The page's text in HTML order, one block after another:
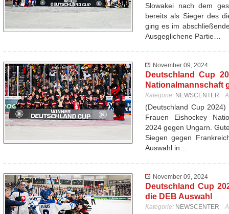
Slowakei nach dem
bereits als Sieger des
ging es im
Ausgeglichene Partie…
November 09, 2024
Deutschland Cup
Nationalmannschaft
Kategorie: NEWSCENTER
(Deutschland Cup
Frauen Eishockey
2024 gegen Ungarn.
Siegen gegen
Auswahl in…
November 09, 2024
Deutschland Cup
die DEB Auswahl
Kategorie: NEWSCENTER